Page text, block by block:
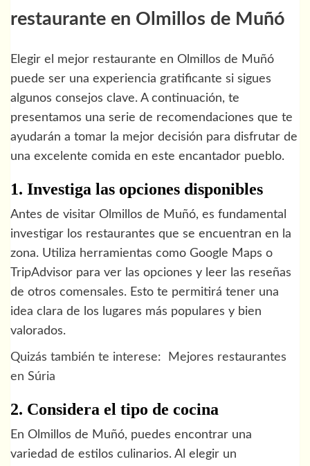
restaurante en Olmillos de Muñó
Elegir el mejor restaurante en Olmillos de Muñó
puede ser una experiencia gratificante si sigues
algunos consejos clave. A continuación, te
presentamos una serie de recomendaciones que te
ayudarán a tomar la mejor decisión para disfrutar de
una excelente comida en este encantador pueblo.
1. Investiga las opciones disponibles
Antes de visitar Olmillos de Muñó, es fundamental
investigar los restaurantes que se encuentran en la
zona. Utiliza herramientas como Google Maps o
TripAdvisor para ver las opciones y leer las reseñas
de otros comensales. Esto te permitirá tener una
idea clara de los lugares más populares y bien
valorados.
Quizás también te interese:
Mejores restaurantes
en Súria
2. Considera el tipo de cocina
En Olmillos de Muñó, puedes encontrar una
variedad de estilos culinarios. Al elegir un